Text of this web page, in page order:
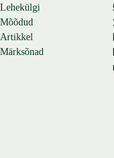
Lehekülgi
Mõõdud
Artikkel
Märksõnad